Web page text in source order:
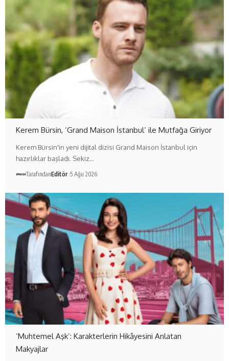
Kerem Bürsin, ‘Grand Maison İstanbul’ ile Mutfağa Giriyor
Kerem Bürsin'in yeni dijital dizisi Grand Maison İstanbul için
hazırlıklar başladı. Sekiz…
TarafındanEditör 5 Ağu 2026
‘Muhtemel Aşk’: Karakterlerin Hikâyesini Anlatan
Makyajlar